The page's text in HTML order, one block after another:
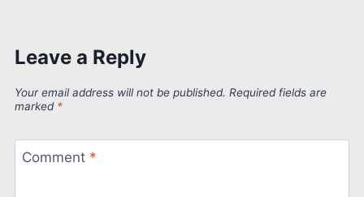
Leave a Reply
Your email address will not be published. Required fields are
marked *
Comment *